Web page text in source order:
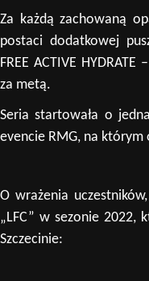
Za każdą zachowaną
postaci dodatkowej
FREE ACTIVE
za metą.
Seria startowała o
evencie RMG, na którym
O wrażenia
„LFC” w sezonie 2022,
Szczecinie: